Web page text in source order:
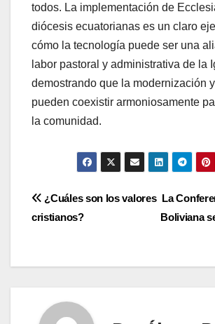
todos. La implementación de
diócesis ecuatorianas es un claro
cómo la tecnología puede ser una
labor pastoral y administrativa de la
demostrando que la modernización
pueden coexistir armoniosamente
la comunidad.
Navegación
entradas
La
Boliviana
¿Cuáles son los valores
cristianos?